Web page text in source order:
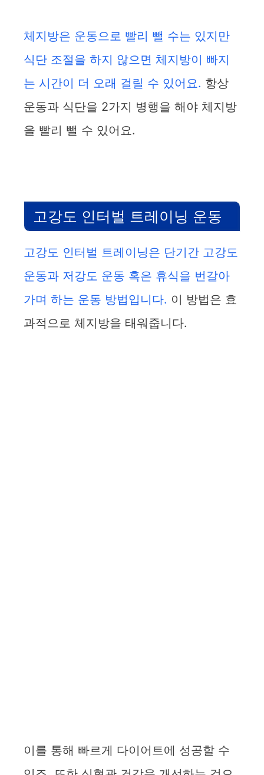
체지방은 운동으로 빨리 뺄 수는 있지만
식단 조절을 하지 않으면 체지방이 빠지
는 시간이 더 오래 걸릴 수 있어요. 항상
운동과 식단을 2가지 병행을 해야 체지방
을 빨리 뺄 수 있어요.
고강도 인터벌 트레이닝 운동
고강도 인터벌 트레이닝은 단기간 고강도
운동과 저강도 운동 혹은 휴식을 번갈아
가며 하는 운동 방법입니다. 이 방법은 효
과적으로 체지방을 태워줍니다.
이를 통해 빠르게 다이어트에 성공할 수